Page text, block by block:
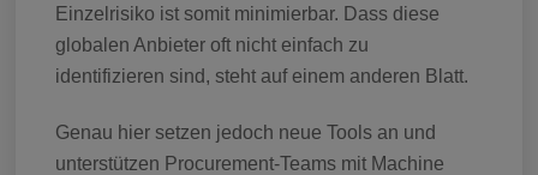
Einzelrisiko ist somit minimierbar. Dass diese
globalen Anbieter oft nicht einfach zu
identifizieren sind, steht auf einem anderen Blatt.
Genau hier setzen jedoch neue Tools an und
unterstützen Procurement-Teams mit Machine